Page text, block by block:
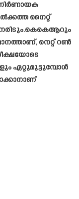
നിർണായക
നൈറ്റ്
നെറ്റ് റൺ
ഏറ്റുമുട്ടുമ്പോൾ